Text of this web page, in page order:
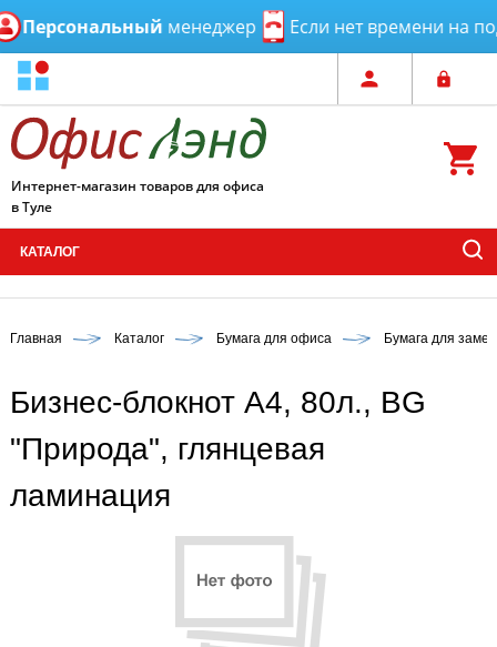
Персональныйменеджер Если нет времени на
Интернет-магазин товаров для офиса
в Туле
КАТАЛОГ
Главная Каталог Бумага для офиса Бумага для
Бизнес-блокнот А4, 80л., BG
"Природа", глянцевая
ламинация